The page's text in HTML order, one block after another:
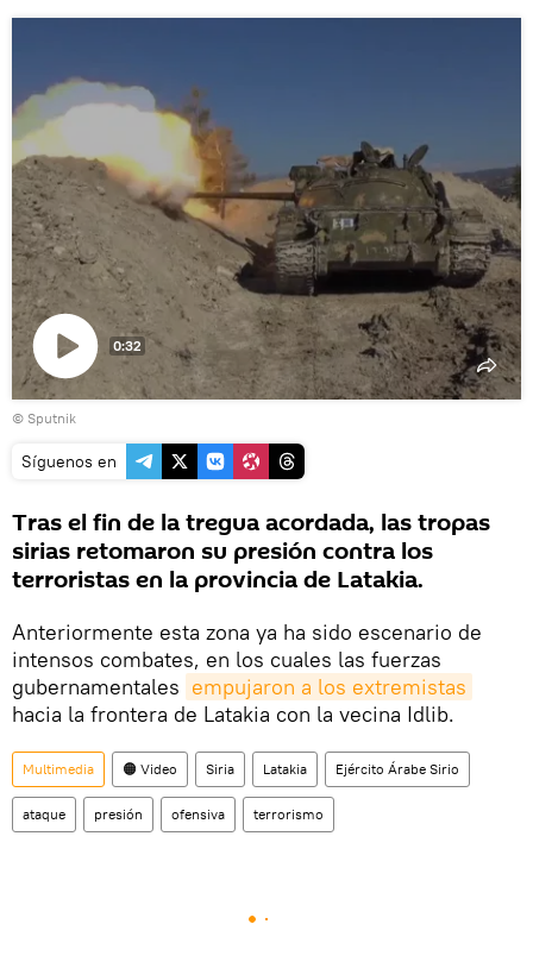
Reproducir
vídeo
0:32
© Sputnik
Síguenos en
Tras el fin de la tregua acordada, las tropas
sirias retomaron su presión contra los
terroristas en la provincia de Latakia.
Anteriormente esta zona ya ha sido escenario de
intensos combates, en los cuales las fuerzas
gubernamentales empujaron a los extremistas
hacia la frontera de Latakia con la vecina Idlib.
Multimedia 🟠 Video Siria Latakia Ejército Árabe Sirio
ataque presión ofensiva terrorismo